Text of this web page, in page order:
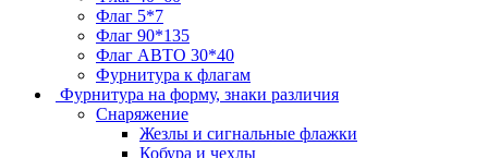
Флаг 5*7
Флаг 90*135
Флаг АВТО 30*40
Фурнитура к флагам
Фурнитура на форму, знаки различия
Снаряжение
Жезлы и сигнальные флажки
Кобура и чехлы